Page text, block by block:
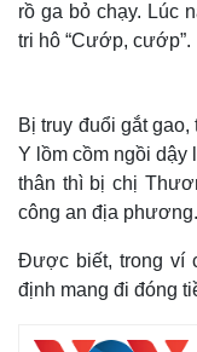
rồ ga bỏ chạy. Lúc
tri hô “Cướp, cướp”.
Bị truy đuổi gắt
Y lồm cồm ngồi dậy
thân thì bị chị
công an địa phương.
Được biết, trong ví
định mang đi đóng